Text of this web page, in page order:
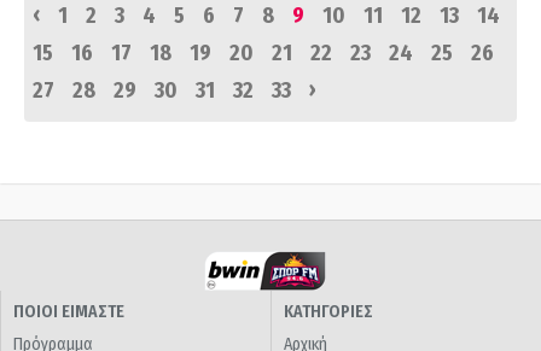
‹
1 2 3 4 5 6 7 8 9 10 11 12 13
14
15
16 17 18 19 20 21 22 23 24 25
26
27
28 29 30 31 32 33 ›
ΠΟΙΟΙ ΕΙΜΑΣΤΕ
Πρόγραμμα
ΚΑΤΗΓΟΡΙΕΣ
Αρχική